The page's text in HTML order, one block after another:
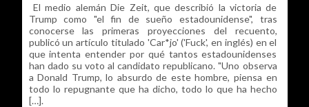
El medio alemán Die Zeit, que describió la victoria de
Trump como "el fin de sueño estadounidense", tras
conocerse las primeras proyecciones del recuento,
publicó un artículo titulado 'Car*jo' ('Fuck', en inglés) en el
que intenta entender por qué tantos estadounidenses
han dado su voto al candidato republicano. "Uno observa
a Donald Trump, lo absurdo de este hombre, piensa en
todo lo repugnante que ha dicho, todo lo que ha hecho
[…].